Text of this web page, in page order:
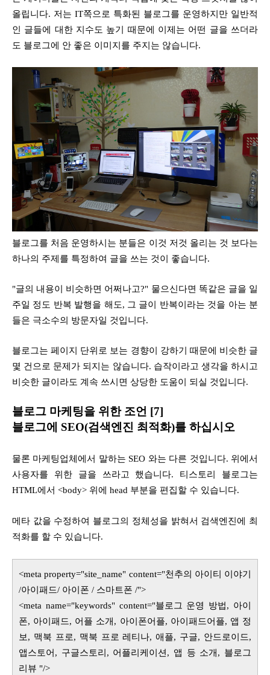
올립니다. 저는 IT쪽으로 특화된 블로그를 운영하지만 일반적
인 글들에 대한 지수도 높기 때문에 이제는 어떤 글을 쓰더라
도 블로그에 안 좋은 이미지를 주지는 않습니다.
블로그를 처음 운영하시는 분들은 이것 저것 올리는 것 보다는
하나의 주제를 특정하여 글을 쓰는 것이 좋습니다.
"글의 내용이 비슷하면 어쩌나고?" 물으신다면 똑같은 글을 일
주일 정도 반복 발행을 해도, 그 글이 반복이라는 것을 아는 분
들은 극소수의 방문자일 것입니다.
블로그는 페이지 단위로 보는 경향이 강하기 때문에 비슷한 글
몇 건으로 문제가 되지는 않습니다. 습작이라고 생각을 하시고
비슷한 글이라도 계속 쓰시면 상당한 도움이 되실 것입니다.
블로그 마케팅을 위한 조언 [7]
블로그에 SEO(검색엔진 최적화)를 하십시오
물론 마케팅업체에서 말하는 SEO 와는 다른 것입니다. 위에서
사용자를 위한 글을 쓰라고 했습니다. 티스토리 블로그는
HTML에서 <body> 위에 head 부분을 편집할 수 있습니다.
메타 값을 수정하여 블로그의 정체성을 밝혀서 검색엔진에 최
적화를 할 수 있습니다.
<meta property="site_name" content="천추의 아이티 이야기
/아이패드/ 아이폰 / 스마트폰 /">
<meta name="keywords" content="블로그 운영 방법, 아이
폰, 아이패드, 어플 소개, 아이폰어플, 아이패드어플, 앱 정
보, 맥북 프로, 맥북 프로 레티나, 애플, 구글, 안드로이드,
앱스토어, 구글스토리, 어플리케이션, 앱 등 소개, 블로그
리뷰 "/>